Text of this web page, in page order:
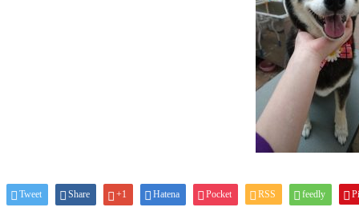
Tweet Share +1 Hatena Pocket RSS feedly